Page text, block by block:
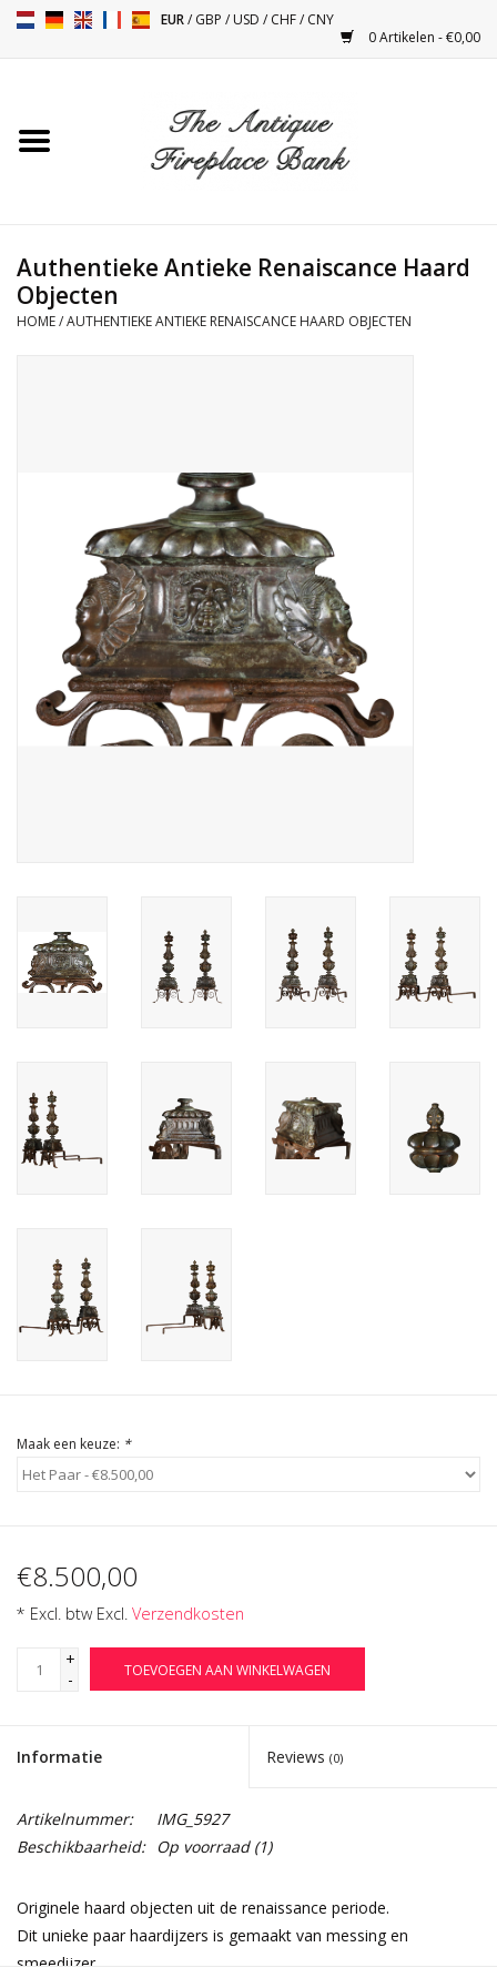
EUR/GBP /USD /CHF/CNY
0 Artikelen - €0,00
Toebehoren
Kacheltjes
Decoratieve Outdoor
Vloeren - Steen, Terra Cotta
& Marmer
Outlet
Login
Authentieke Antieke Renaiscance Haard
Objecten
HOME/AUTHENTIEKE ANTIEKE RENAISCANCE HAARD OBJECTEN
Maak een keuze: *
€8.500,00
* Excl. btw Excl. Verzendkosten
+
-
TOEVOEGEN AAN WINKELWAGEN
Informatie Reviews (0)
Artikelnummer:
IMG_5927
Beschikbaarheid: Op voorraad(1)
Originele haard objecten uit de renaissance periode.
Dit unieke paar haardijzers is gemaakt van messing en
smeedijzer.